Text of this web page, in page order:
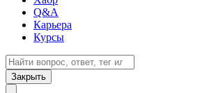
Q&A
Карьера
Курсы
Закрыть